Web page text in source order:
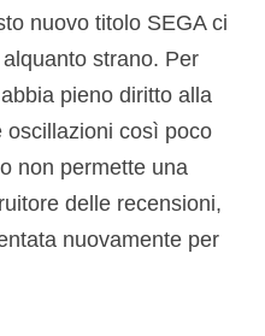
nuovo titolo SEGA ci
strano. Per
pieno diritto alla
oscillazioni così poco
non permette una
delle recensioni,
nuovamente per